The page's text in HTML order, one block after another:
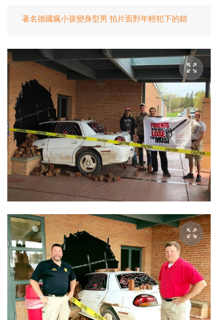
著名德國瘋小孩變身型男 拍片面對年輕犯下的錯